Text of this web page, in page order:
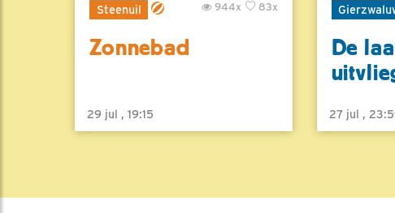
Steenuil 83x
944x
Zonnebad
29 jul , 19:15
De
27 jul ,